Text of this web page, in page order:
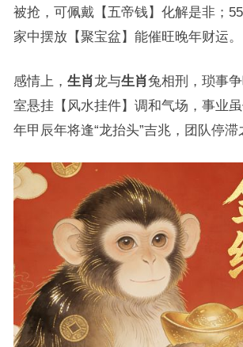
被抢，可佩戴【五帝钱】化解是非；
家中摆放【聚宝盆】能催旺晚年财运。
感情上， 生肖龙与生肖兔相刑，琐事
室悬挂【风水挂件】调和气场，事业
年甲辰年将逢“龙抬头”吉兆，团队停滞